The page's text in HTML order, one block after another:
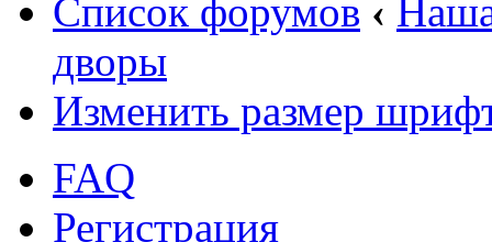
Список форумов ‹
дворы
Изменить размер
FAQ
Регистрация